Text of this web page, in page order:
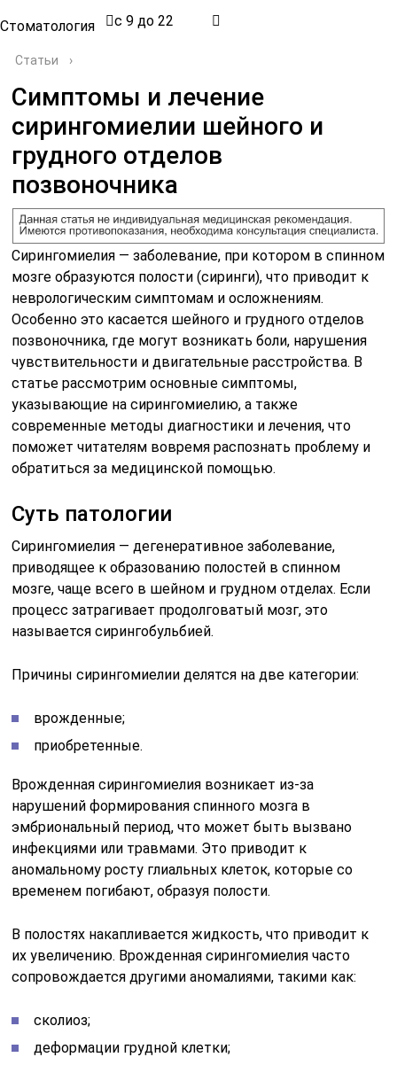
Стоматология с 9 до 22
Статьи ›
Симптомы и лечение
сирингомиелии шейного и
грудного отделов
позвоночника
Сирингомиелия — заболевание, при котором в спинном
мозге образуются полости (сиринги), что приводит к
неврологическим симптомам и осложнениям.
Особенно это касается шейного и грудного отделов
позвоночника, где могут возникать боли, нарушения
чувствительности и двигательные расстройства. В
статье рассмотрим основные симптомы,
указывающие на сирингомиелию, а также
современные методы диагностики и лечения, что
поможет читателям вовремя распознать проблему и
обратиться за медицинской помощью.
Суть патологии
Сирингомиелия — дегенеративное заболевание,
приводящее к образованию полостей в спинном
мозге, чаще всего в шейном и грудном отделах. Если
процесс затрагивает продолговатый мозг, это
называется сирингобульбией.
Причины сирингомиелии делятся на две категории:
врожденные;
приобретенные.
Врожденная сирингомиелия возникает из-за
нарушений формирования спинного мозга в
эмбриональный период, что может быть вызвано
инфекциями или травмами. Это приводит к
аномальному росту глиальных клеток, которые со
временем погибают, образуя полости.
В полостях накапливается жидкость, что приводит к
их увеличению. Врожденная сирингомиелия часто
сопровождается другими аномалиями, такими как:
сколиоз;
деформации грудной клетки;